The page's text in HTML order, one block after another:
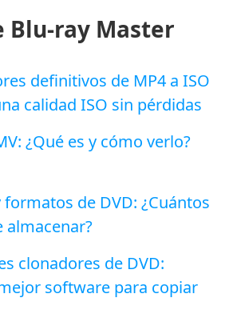
Blu-ray Master
definitivos de MP4 a ISO
calidad ISO sin pérdidas
¿Qué es y cómo verlo?
formatos de DVD: ¿Cuántos
almacenar?
clonadores de DVD:
software para copiar